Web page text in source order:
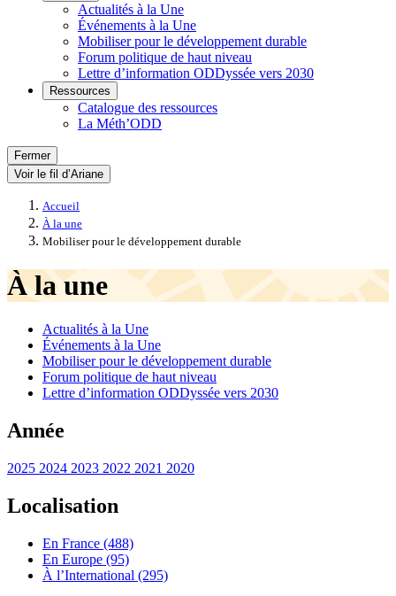
Actualités à la Une
Événements à la Une
Mobiliser pour le développement durable
Forum politique de haut niveau
Lettre d’information ODDyssée vers 2030
Ressources
Catalogue des ressources
La Méth’ODD
Fermer
Voir le fil d’Ariane
Accueil
À la une
Mobiliser pour le développement durable
À la une
Actualités à la Une
Événements à la Une
Mobiliser pour le développement durable
Forum politique de haut niveau
Lettre d’information ODDyssée vers 2030
Année
2025 2024 2023 2022 2021 2020
Localisation
En France (488)
En Europe (95)
À l’International (295)